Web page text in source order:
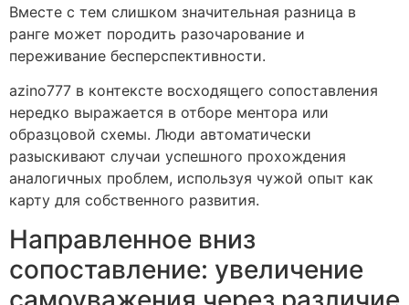
Вместе с тем слишком значительная разница в
ранге может породить разочарование и
переживание бесперспективности.
azino777 в контексте восходящего сопоставления
нередко выражается в отборе ментора или
образцовой схемы. Люди автоматически
разыскивают случаи успешного прохождения
аналогичных проблем, используя чужой опыт как
карту для собственного развития.
Направленное вниз
сопоставление: увеличение